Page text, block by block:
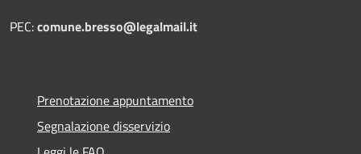
PEC:comune.bresso@legalmail.it
Prenotazione appuntamento
Segnalazione disservizio